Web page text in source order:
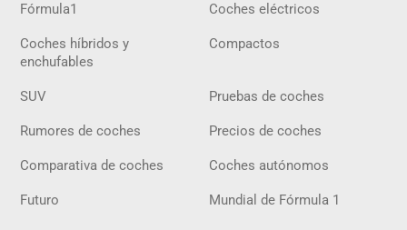
Fórmula1 Coches eléctricos
Coches híbridos y
enchufables
Compactos
SUV Pruebas de coches
Rumores de coches Precios de coches
Comparativa de coches Coches autónomos
Futuro Mundial de Fórmula 1